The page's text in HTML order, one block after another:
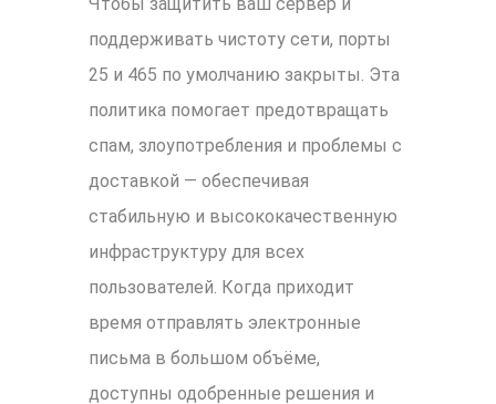
поддерживать чистоту сети, порты
25 и 465 по умолчанию закрыты. Эта
политика помогает предотвращать
спам, злоупотребления и проблемы с
доставкой — обеспечивая
стабильную и высококачественную
инфраструктуру для всех
пользователей. Когда приходит
время отправлять электронные
письма в большом объёме,
доступны одобренные решения и